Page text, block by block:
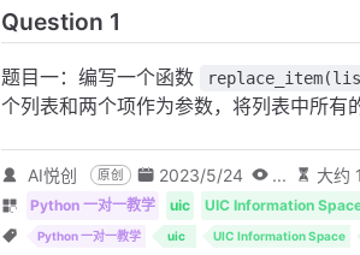
Question 1
题目一：编写一个函数
个列表和两个项作为参数，将列表中所有
AI悦创 原创 2023/5/24 ... 大约
Python 一对一教学 uic UIC Information
Python 一对一教学 uic UIC Information Space